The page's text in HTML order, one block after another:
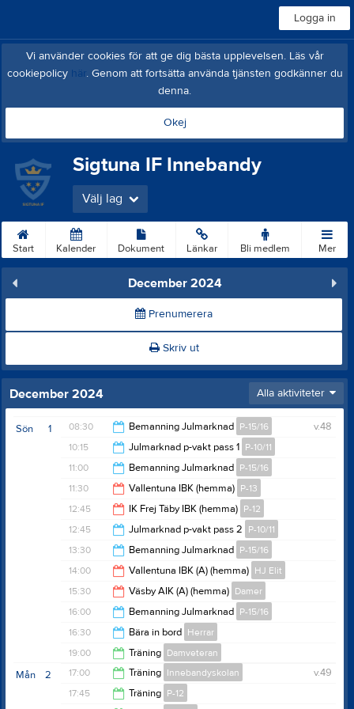
Logga in
Vi använder cookies för att ge dig bästa upplevelsen. Läs vår
cookiepolicy här. Genom att fortsätta använda tjänsten godkänner du
denna.
Okej
Sigtuna IF Innebandy
Välj lag
Start Kalender Dokument Länkar Bli medlem Mer
December 2024
Prenumerera
Skriv ut
December 2024 Alla aktiviteter
1
Sön v.48
08:30 Bemanning Julmarknad P-15/16
11:00
10:15 Julmarknad p-vakt pass 1 P-10/11
12:45
11:00 Bemanning Julmarknad P-15/16
13:30
11:30 Vallentuna IBK (hemma) P-13
12:30
12:45 IK Frej Täby IBK (hemma) P-12
13:45
12:45 Julmarknad p-vakt pass 2 P-10/11
15:30
13:30 Bemanning Julmarknad P-15/16
16:00
14:00 Vallentuna IBK (A) (hemma) HJ Elit
16:00
15:30 Väsby AIK (A) (hemma) Damer
17:30
16:00 Bemanning Julmarknad P-15/16
17:30
16:30 Bära in bord Herrar
17:15
19:00 Träning Damveteran
20:00
2
Mån v.49
17:00 Träning Innebandyskolan
17:45 Träning P-12